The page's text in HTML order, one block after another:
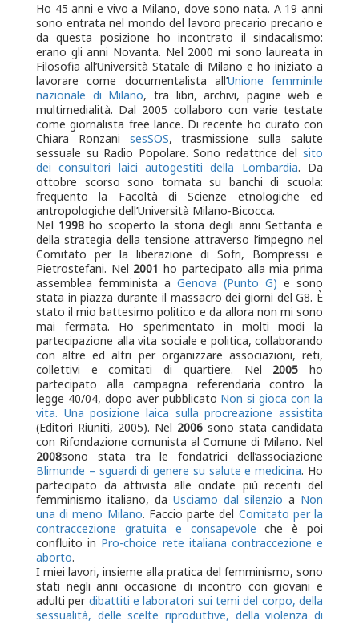
Ho 45 anni e vivo a Milano, dove sono nata. A 19 anni
sono entrata nel mondo del lavoro precario precario e
da questa posizione ho incontrato il sindacalismo:
erano gli anni Novanta. Nel 2000 mi sono laureata in
Filosofia all’Università Statale di Milano e ho iniziato a
lavorare come documentalista all’Unione femminile
nazionale di Milano, tra libri, archivi, pagine web e
multimedialità. Dal 2005 collaboro con varie testate
come giornalista free lance. Di recente ho curato con
Chiara Ronzani sesSOS,trasmissione sulla salute
sessuale su Radio Popolare. Sono redattrice del sito
dei consultori laici autogestiti della Lombardia. Da
ottobre scorso sono tornata su banchi di scuola:
frequento la Facoltà di Scienze etnologiche ed
antropologiche dell’Università Milano-Bicocca.
Nel 1998 ho scoperto la storia degli anni Settanta e
della strategia della tensione attraverso l’impegno nel
Comitato per la liberazione di Sofri, Bompressi e
Pietrostefani. Nel 2001 ho partecipato alla mia prima
assemblea femminista a Genova (Punto G) e sono
stata in piazza durante il massacro dei giorni del G8. È
stato il mio battesimo politico e da allora non mi sono
mai fermata. Ho sperimentato in molti modi la
partecipazione alla vita sociale e politica, collaborando
con altre ed altri per organizzare associazioni, reti,
collettivi e comitati di quartiere. Nel 2005 ho
partecipato alla campagna referendaria contro la
legge 40/04, dopo aver pubblicato Non si gioca con la
vita. Una posizione laica sulla procreazione assistita
(Editori Riuniti, 2005). Nel 2006 sono stata candidata
con Rifondazione comunista al Comune di Milano. Nel
2008sono stata tra le fondatrici dell’associazione
Blimunde – sguardi di genere su salute e medicina. Ho
partecipato da attivista alle ondate più recenti del
femminismo italiano, da Usciamo dal silenzio a Non
una di meno Milano. Faccio parte del Comitato per la
contraccezione gratuita e consapevole che è poi
confluito in Pro-choice rete italiana contraccezione e
aborto.
I miei lavori, insieme alla pratica del femminismo, sono
stati negli anni occasione di incontro con giovani e
adulti per dibattiti e laboratori sui temi del corpo, della
sessualità, delle scelte riproduttive, della violenza di